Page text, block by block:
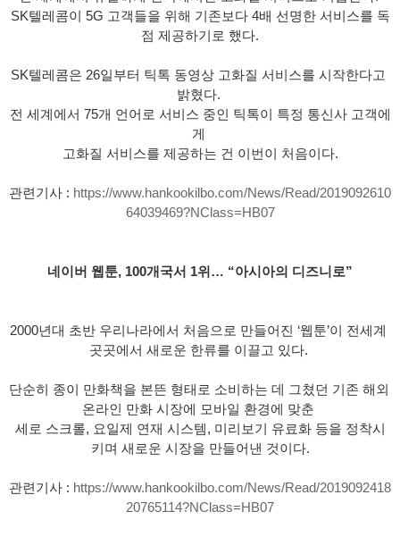
SK텔레콤이 5G 고객들을 위해 기존보다 4배 선명한 서비스를 독
점 제공하기로 했다.
SK텔레콤은 26일부터 틱톡 동영상 고화질 서비스를 시작한다고
밝혔다.
전 세계에서 75개 언어로 서비스 중인 틱톡이 특정 통신사 고객에
게
고화질 서비스를 제공하는 건 이번이 처음이다.
관련기사 : https://www.hankookilbo.com/News/Read/2019092610
64039469?NClass=HB07
네이버 웹툰, 100개국서 1위… “아시아의 디즈니로”
2000년대 초반 우리나라에서 처음으로 만들어진 ‘웹툰’이 전세계
곳곳에서 새로운 한류를 이끌고 있다.
단순히 종이 만화책을 본뜬 형태로 소비하는 데 그쳤던 기존 해외
온라인 만화 시장에 모바일 환경에 맞춘
세로 스크롤, 요일제 연재 시스템, 미리보기 유료화 등을 정착시
키며 새로운 시장을 만들어낸 것이다.
관련기사 : https://www.hankookilbo.com/News/Read/2019092418
20765114?NClass=HB07